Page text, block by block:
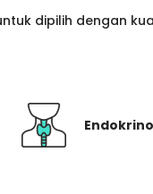
dipilih dengan